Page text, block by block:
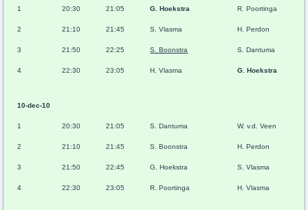
1 20:30 21:05 G. Hoekstra R. Poortinga
2 21:10 21:45 S. Vlasma H. Perdon
3 21:50 22:25 S. Boonstra S. Dantuma
4 22:30 23:05 H. Vlasma G. Hoekstra
10-dec-10
1 20:30 21:05 S. Dantuma W. v.d. Veen
2 21:10 21:45 S. Boonstra H. Perdon
3 21:50 22:45 G. Hoekstra S. Vlasma
4 22:30 23:05 R. Poortinga H. Vlasma